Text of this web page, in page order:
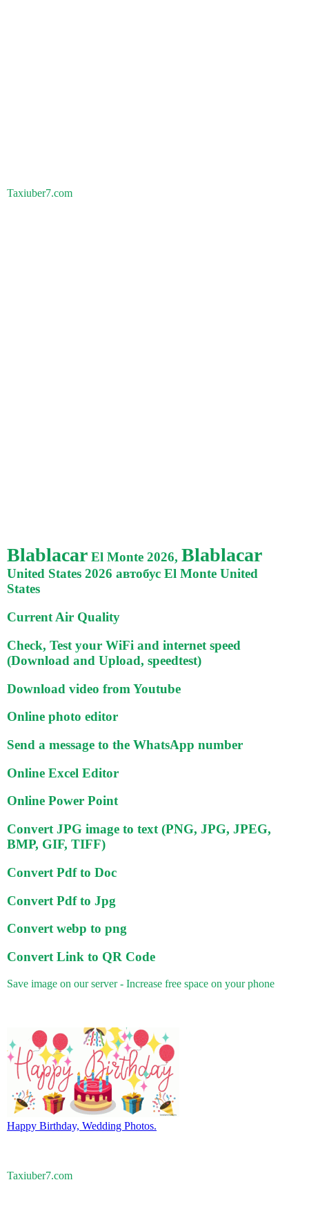
Taxiuber7.com
Blablacar El Monte 2026, Blablacar
United States 2026 автобус El Monte United
States
Current Air Quality
Check, Test your WiFi and internet speed
(Download and Upload, speedtest)
Download video from Youtube
Online photo editor
Send a message to the WhatsApp number
Online Excel Editor
Online Power Point
Convert JPG image to text (PNG, JPG, JPEG,
BMP, GIF, TIFF)
Convert Pdf to Doc
Convert Pdf to Jpg
Convert webp to png
Convert Link to QR Code
Save image on our server - Increase free space on your phone
Happy Birthday, Wedding Photos.
Taxiuber7.com